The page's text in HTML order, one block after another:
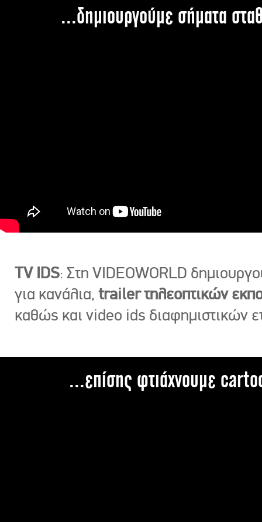
...δημιουργούμε σήματα
TV IDS: Στη VIDEOWORLD
για κανάλια, trailer τηλεοπτικών
καθώς και video ids διαφημιστικών
...επίσης φτιάχνουμε